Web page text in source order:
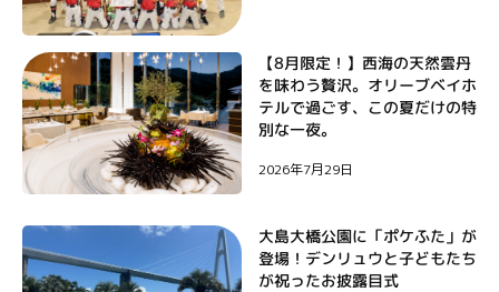
【8月限定！】西海の天然雲丹
を味わう贅沢。オリーブベイホ
テルで過ごす、この夏だけの特
別な一夜。
2026年7月29日
大島大橋公園に「ポケふた」が
登場！デンリュウと子どもたち
が祝ったお披露目式